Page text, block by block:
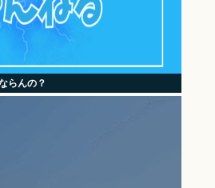
らんの？